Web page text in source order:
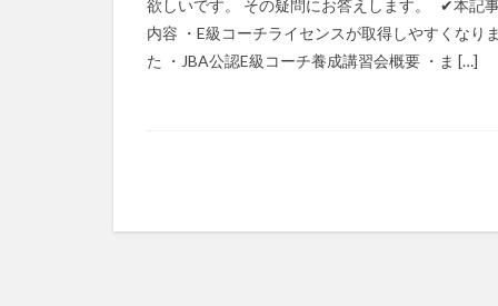
欲しいです。 その疑問にお答えします。 ✔︎本記
内容 ・E級コーチライセンスが取得しやすくなり
た ・JBA公認E級コーチ養成講習会概要 ・ま […]